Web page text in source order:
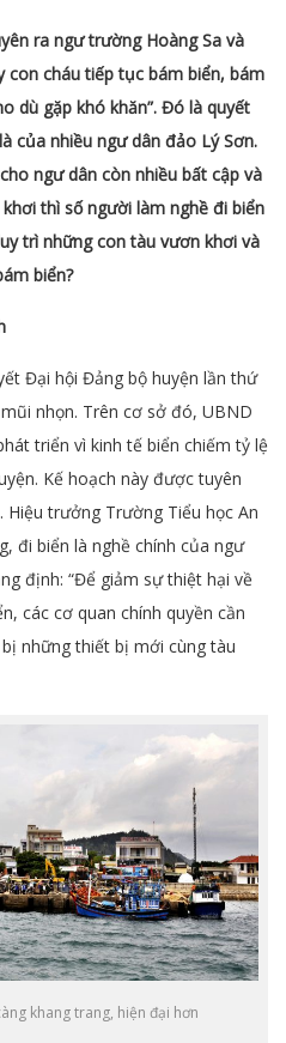
ra ngư trường Hoàng Sa và
con cháu tiếp tục bám biển, bám
dù gặp khó khăn”. Đó là quyết
của nhiều ngư dân đảo Lý Sơn.
ngư dân còn nhiều bất cập và
thì số người làm nghề đi biển
trì những con tàu vươn khơi và
biển?
Đại hội Đảng bộ huyện lần thứ
nhọn. Trên cơ sở đó, UBND
triển vì kinh tế biển chiếm tỷ lệ
Kế hoạch này được tuyên
trưởng Trường Tiểu học An
đi biển là nghề chính của ngư
định: “Để giảm sự thiệt hại về
các cơ quan chính quyền cần
những thiết bị mới cùng tàu
khang trang, hiện đại hơn